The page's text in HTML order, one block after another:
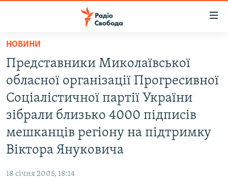
Перейти
основного
матеріалу
Перейти
до
основної
навігації
Перейти
до
ВСЕ ЗА ДОБУ
СТАТТІ
ПОЛІТИКА
СУСПІЛЬСТВО
ВІЙНА
РОСІЙСЬКА «ФІЛЬТРАЦІЯ»
ДОНБАС.РЕАЛІЇ
НОВИНИ
Представники Миколаївської
обласної організації Прогресивної
Соціалістичної партії України
зібрали близько 4000 підписів
мешканців регіону на підтримку
Віктора Януковича
18 січня 2005, 18:14